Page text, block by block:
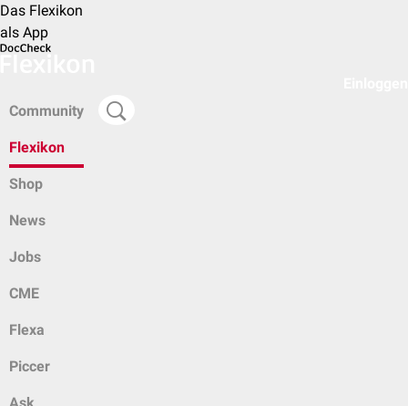
Das Flexikon
als App
Community
Flexikon
Shop
News
Jobs
CME
Flexa
Piccer